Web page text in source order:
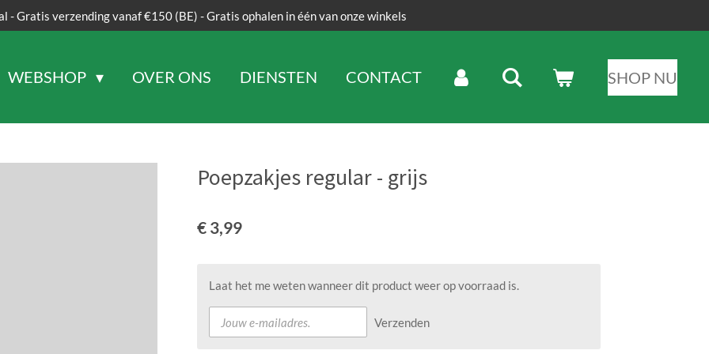
- Gratis verzending vanaf €150 (BE) - Gratis ophalen in één van onze winkels
WEBSHOP OVER ONS DIENSTEN CONTACT SHOP NU
Poepzakjes regular - grijs
€ 3,99
Laat het me weten wanneer dit product weer op voorraad is.
Verzenden